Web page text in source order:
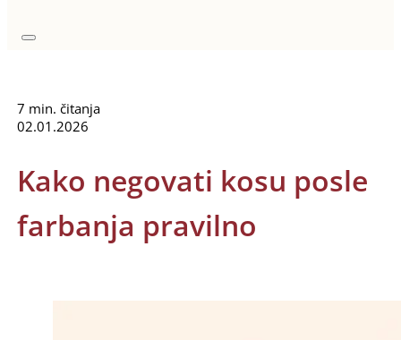
7 min. čitanja
02.01.2026
Kako negovati kosu posle
farbanja pravilno